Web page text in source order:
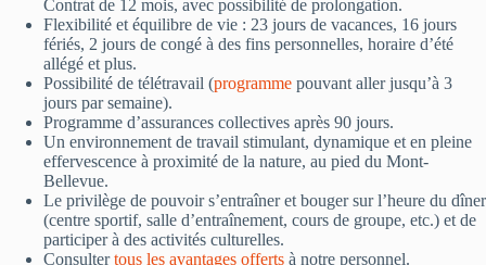
Contrat de 12 mois, avec possibilité de prolongation.
Flexibilité et équilibre de vie : 23 jours de vacances, 16 jours
fériés, 2 jours de congé à des fins personnelles, horaire d’été
allégé et plus.
Possibilité de télétravail (programme pouvant aller jusqu’à 3
jours par semaine).
Programme d’assurances collectives après 90 jours.
Un environnement de travail stimulant, dynamique et en pleine
effervescence à proximité de la nature, au pied du Mont-
Bellevue.
Le privilège de pouvoir s’entraîner et bouger sur l’heure du dîner
(centre sportif, salle d’entraînement, cours de groupe, etc.) et de
participer à des activités culturelles.
Consultertous les avantages offerts à notre personnel.